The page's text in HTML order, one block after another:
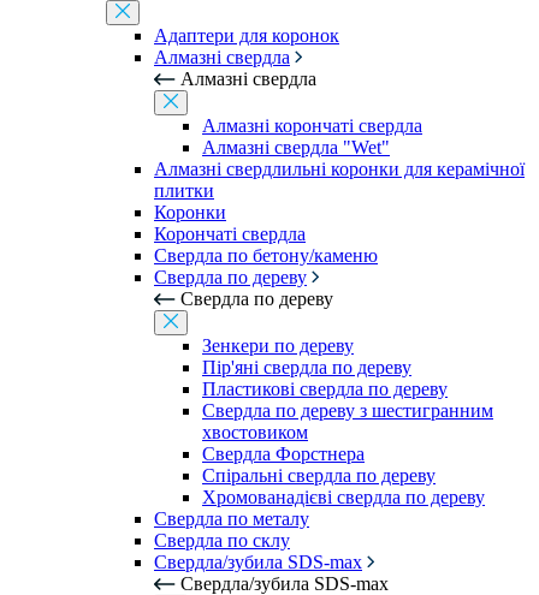
Адаптери для коронок
Алмазні свердла
Алмазні свердла
Алмазні корончаті свердла
Алмазні свердла "Wet"
Алмазні свердлильні коронки для керамічної
плитки
Коронки
Корончаті свердла
Свердла по бетону/каменю
Свердла по дереву
Свердла по дереву
Зенкери по дереву
Пір'яні свердла по дереву
Пластикові свердла по дереву
Свердла по дереву з шестигранним
хвостовиком
Свердла Форстнера
Спіральні свердла по дереву
Хромованадієві свердла по дереву
Свердла по металу
Свердла по склу
Свердла/зубила SDS-max
Свердла/зубила SDS-max